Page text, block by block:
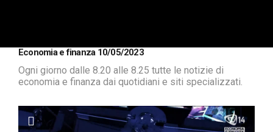
Economia e finanza 10/05/2023
Ogni giorno dalle 8.20 alle 8.25 tutte le notizie di
economia e finanza dai quotidiani e siti specializzati.